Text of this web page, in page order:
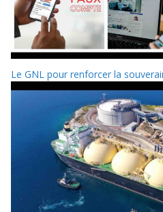
Le GNL pour renforcer la